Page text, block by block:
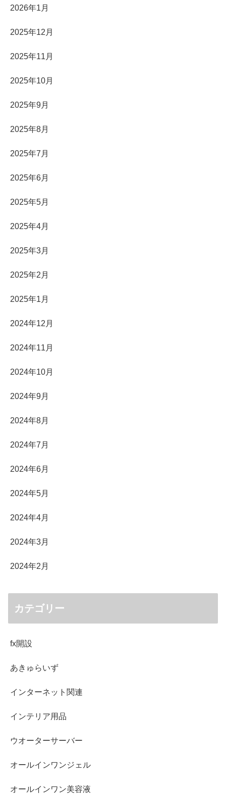
2026年1月
2025年12月
2025年11月
2025年10月
2025年9月
2025年8月
2025年7月
2025年6月
2025年5月
2025年4月
2025年3月
2025年2月
2025年1月
2024年12月
2024年11月
2024年10月
2024年9月
2024年8月
2024年7月
2024年6月
2024年5月
2024年4月
2024年3月
2024年2月
カテゴリー
fx開設
あきゅらいず
インターネット関連
インテリア用品
ウオーターサーバー
オールインワンジェル
オールインワン美容液